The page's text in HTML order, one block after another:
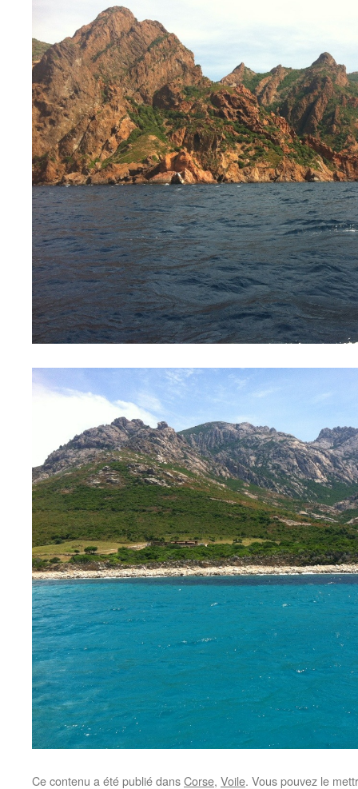
Ce contenu a été publié dansCorse, Voile. Vous pouvez le